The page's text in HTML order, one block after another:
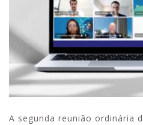
A segunda reunião ordinária